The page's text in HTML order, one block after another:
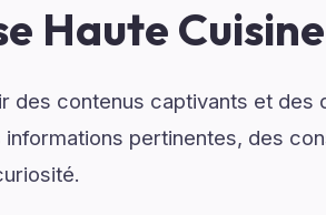
Haute
des contenus captivants et des
pertinentes, des